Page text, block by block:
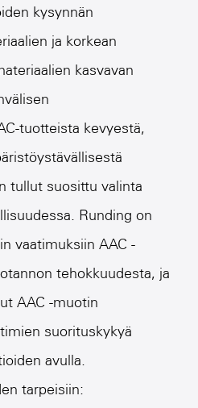
kysynnän
ja korkean
kasvavan
tuotteista kevyestä,
tullut suosittu valinta
Runding on
vaatimuksiin AAC -
tehokkuudesta, ja
AAC -muotin
suorituskykyä
avulla.
tarpeisiin: